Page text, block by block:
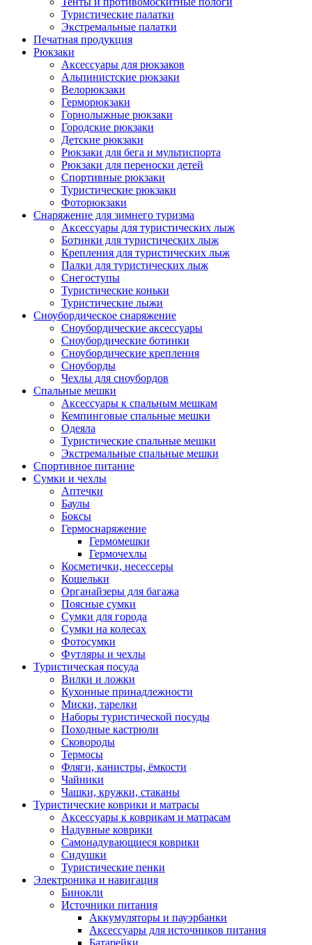
Туристические палатки
Экстремальные палатки
Печатная продукция
Рюкзаки
Аксессуары для рюкзаков
Альпинистские рюкзаки
Велорюкзаки
Герморюкзаки
Горнолыжные рюкзаки
Городские рюкзаки
Детские рюкзаки
Рюкзаки для бега и мультиспорта
Рюкзаки для переноски детей
Спортивные рюкзаки
Туристические рюкзаки
Фоторюкзаки
Снаряжение для зимнего туризма
Аксессуары для туристических лыж
Ботинки для туристических лыж
Крепления для туристических лыж
Палки для туристических лыж
Снегоступы
Туристические коньки
Туристические лыжи
Сноубордическое снаряжение
Сноубордические аксессуары
Сноубордические ботинки
Сноубордические крепления
Сноуборды
Чехлы для сноубордов
Спальные мешки
Аксессуары к спальным мешкам
Кемпинговые спальные мешки
Одеяла
Туристические спальные мешки
Экстремальные спальные мешки
Спортивное питание
Сумки и чехлы
Аптечки
Баулы
Боксы
Гермоснаряжение
Гермомешки
Гермочехлы
Косметички, несессеры
Кошельки
Органайзеры для багажа
Поясные сумки
Сумки для города
Сумки на колесах
Фотосумки
Футляры и чехлы
Туристическая посуда
Вилки и ложки
Кухонные принадлежности
Миски, тарелки
Наборы туристической посуды
Походные кастрюли
Сковороды
Термосы
Фляги, канистры, ёмкости
Чайники
Чашки, кружки, стаканы
Туристические коврики и матрасы
Аксессуары к коврикам и матрасам
Надувные коврики
Самонадувающиеся коврики
Сидушки
Туристические пенки
Электроника и навигация
Бинокли
Источники питания
Аккумуляторы и пауэрбанки
Аксессуары для источников питания
Батарейки